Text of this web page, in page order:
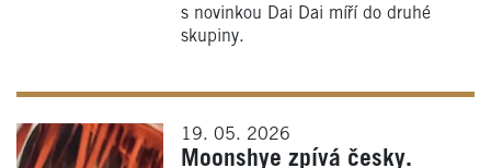
s novinkou Dai Dai míří do druhé
skupiny.
19. 05. 2026
Moonshye zpívá česky.